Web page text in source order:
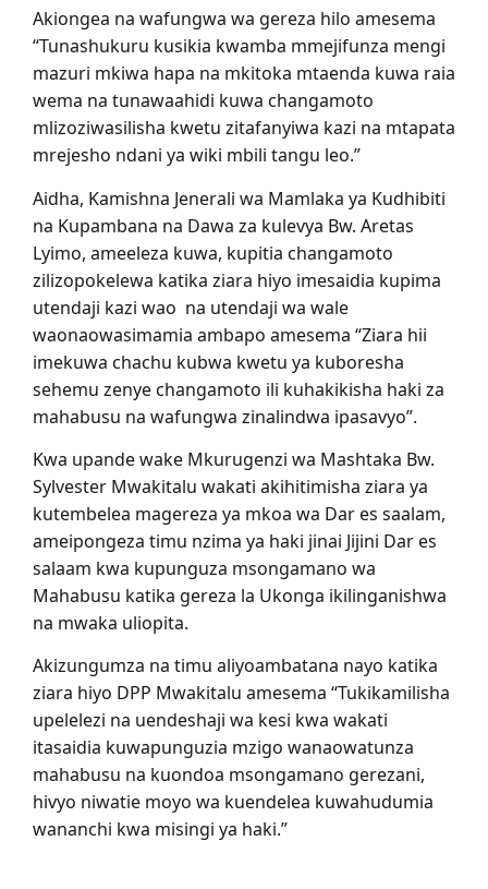
Akiongea na wafungwa wa gereza hilo amesema
“Tunashukuru kusikia kwamba mmejifunza mengi
mazuri mkiwa hapa na mkitoka mtaenda kuwa raia
wema na tunawaahidi kuwa changamoto
mlizoziwasilisha kwetu zitafanyiwa kazi na mtapata
mrejesho ndani ya wiki mbili tangu leo.”
Aidha, Kamishna Jenerali wa Mamlaka ya Kudhibiti
na Kupambana na Dawa za kulevya Bw. Aretas
Lyimo, ameeleza kuwa, kupitia changamoto
zilizopokelewa katika ziara hiyo imesaidia kupima
utendaji kazi wao na utendaji wa wale
waonaowasimamia ambapo amesema “Ziara hii
imekuwa chachu kubwa kwetu ya kuboresha
sehemu zenye changamoto ili kuhakikisha haki za
mahabusu na wafungwa zinalindwa ipasavyo”.
Kwa upande wake Mkurugenzi wa Mashtaka Bw.
Sylvester Mwakitalu wakati akihitimisha ziara ya
kutembelea magereza ya mkoa wa Dar es saalam,
ameipongeza timu nzima ya haki jinai Jijini Dar es
salaam kwa kupunguza msongamano wa
Mahabusu katika gereza la Ukonga ikilinganishwa
na mwaka uliopita.
Akizungumza na timu aliyoambatana nayo katika
ziara hiyo DPP Mwakitalu amesema “Tukikamilisha
upelelezi na uendeshaji wa kesi kwa wakati
itasaidia kuwapunguzia mzigo wanaowatunza
mahabusu na kuondoa msongamano gerezani,
hivyo niwatie moyo wa kuendelea kuwahudumia
wananchi kwa misingi ya haki.”